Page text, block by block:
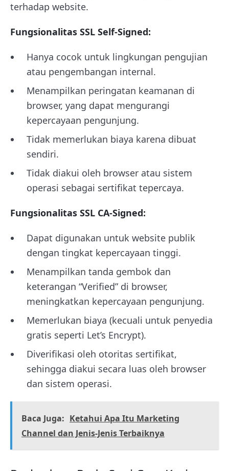
terhadap website.
Fungsionalitas SSL Self-Signed:
Hanya cocok untuk lingkungan pengujian
atau pengembangan internal.
Menampilkan peringatan keamanan di
browser, yang dapat mengurangi
kepercayaan pengunjung.
Tidak memerlukan biaya karena dibuat
sendiri.
Tidak diakui oleh browser atau sistem
operasi sebagai sertifikat tepercaya.
Fungsionalitas SSL CA-Signed:
Dapat digunakan untuk website publik
dengan tingkat kepercayaan tinggi.
Menampilkan tanda gembok dan
keterangan “Verified” di browser,
meningkatkan kepercayaan pengunjung.
Memerlukan biaya (kecuali untuk penyedia
gratis seperti Let’s Encrypt).
Diverifikasi oleh otoritas sertifikat,
sehingga diakui secara luas oleh browser
dan sistem operasi.
Baca Juga: Ketahui Apa Itu Marketing
Channel dan Jenis-Jenis Terbaiknya